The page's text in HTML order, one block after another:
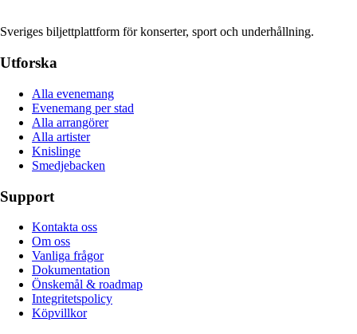
Sveriges biljettplattform för konserter, sport och underhållning.
Utforska
Alla evenemang
Evenemang per stad
Alla arrangörer
Alla artister
Knislinge
Smedjebacken
Support
Kontakta oss
Om oss
Vanliga frågor
Dokumentation
Önskemål & roadmap
Integritetspolicy
Köpvillkor